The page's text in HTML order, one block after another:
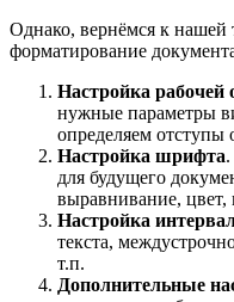
Однако, вернёмся к нашей
форматирование
Настройка рабочей
нужные параметры
определяем отступы
Настройка шрифта
для будущего
выравнивание, цвет,
Настройка
текста,
т.п.
Дополнительные